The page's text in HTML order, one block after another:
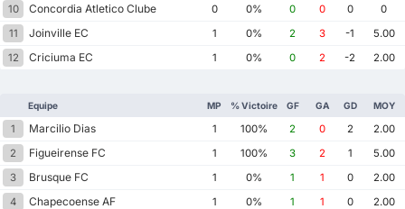
10
Concordia Atletico Clube 0 0% 0 0 0
0
11
Joinville EC 1 0% 2 3 -1
5.00
12
Criciuma EC 1 0% 0 2 -2 2.00
Equipe MP % Victoire GF GA GD MOY
1 Marcilio Dias 1 100% 2 0 2
2.00
2
Figueirense FC 1 100% 3 2 1
5.00
3
Brusque FC 1 0% 1 1 0
2.00
4
Chapecoense AF 1 0% 1 1 0
2.00